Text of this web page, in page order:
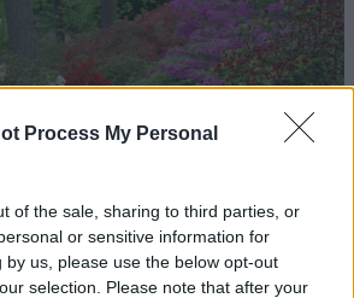
Process My Personal
of the sale, sharing to third parties, or
or sensitive information for
by us, please use the below opt-out
selection. Please note that after your